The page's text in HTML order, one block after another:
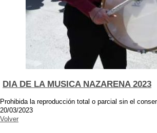
DIA DE LA MUSICA NAZARENA 2023
Prohibida la reproducción total o parcial sin el
20/03/2023
Volver